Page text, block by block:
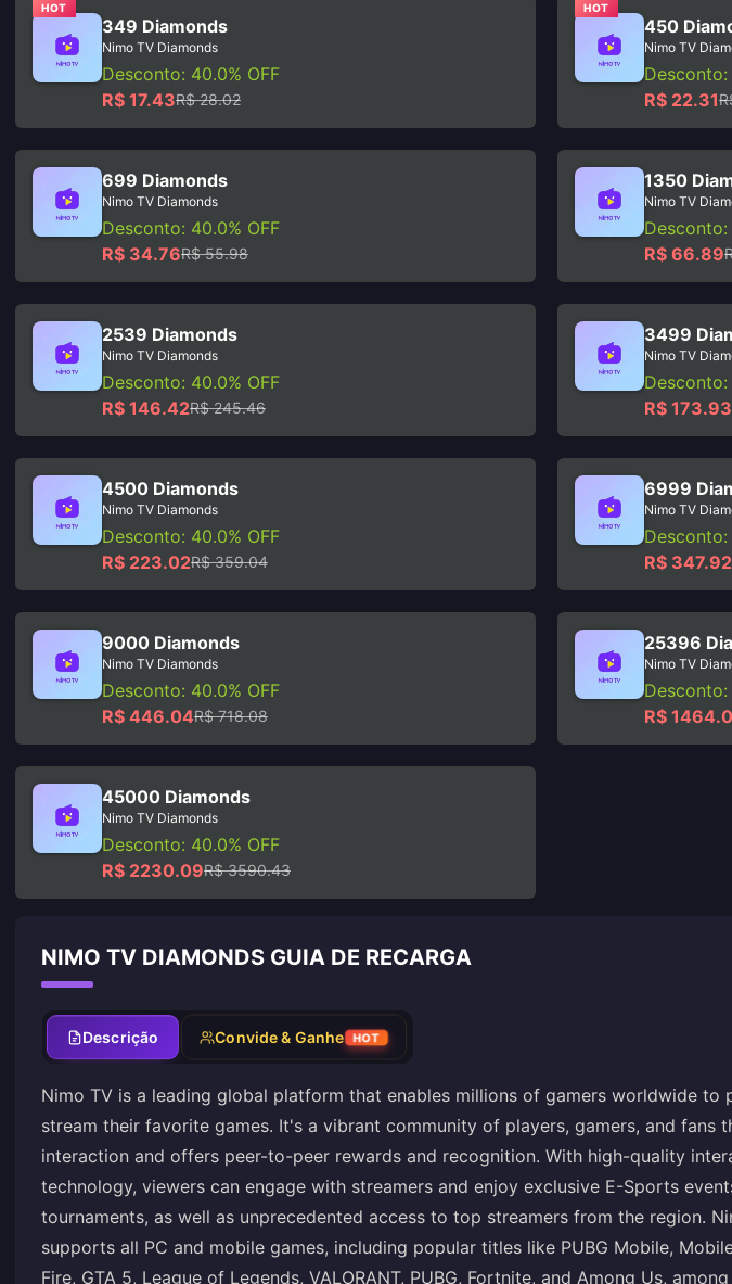
HOT
349 Diamonds
Nimo TV Diamonds
Desconto: 40.0% OFF
R$ 17.43R$ 28.02
HOT
450
Nimo TV
Desconto:
R$ 22.31
699 Diamonds
Nimo TV Diamonds
Desconto: 40.0% OFF
R$ 34.76R$ 55.98
1350
Nimo TV
Desconto:
R$ 66.89
2539 Diamonds
Nimo TV Diamonds
Desconto: 40.0% OFF
R$ 146.42R$ 245.46
3499
Nimo TV
Desconto:
R$ 173.93
4500 Diamonds
Nimo TV Diamonds
Desconto: 40.0% OFF
R$ 223.02R$ 359.04
6999
Nimo TV
Desconto:
R$ 347.92
9000 Diamonds
Nimo TV Diamonds
Desconto: 40.0% OFF
R$ 446.04R$ 718.08
25396
Nimo TV
Desconto:
R$
45000 Diamonds
Nimo TV Diamonds
Desconto: 40.0% OFF
R$ 2230.09R$ 3590.43
NIMO TV DIAMONDS GUIA DE RECARGA
Descrição Convide & Ganhe HOT
Nimo TV is a leading global platform that enables millions of gamers worldwide to
stream their favorite games. It's a vibrant community of players, gamers, and fans
interaction and offers peer-to-peer rewards and recognition. With high-quality
technology, viewers can engage with streamers and enjoy exclusive E-Sports
tournaments, as well as unprecedented access to top streamers from the region.
supports all PC and mobile games, including popular titles like PUBG Mobile,
Fire, GTA 5, League of Legends, VALORANT, PUBG, Fortnite, and Among Us,